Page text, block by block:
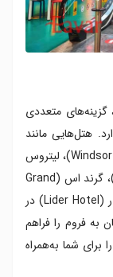
گزینه‌های متعددی
هتل‌هایی مانند
ویندسور (Windsor Hotel Convention Center Istanbul)، لیتروس
(Litros Hotel & Spa)، فز این (FEZ INN Hotel)، گرند اس (Grand
S Hotel)، لیونل (Lionel Hotel Istanbul) و لیدر (Lider Hotel) در
به فروم را فراهم
برای شما به‌همراه